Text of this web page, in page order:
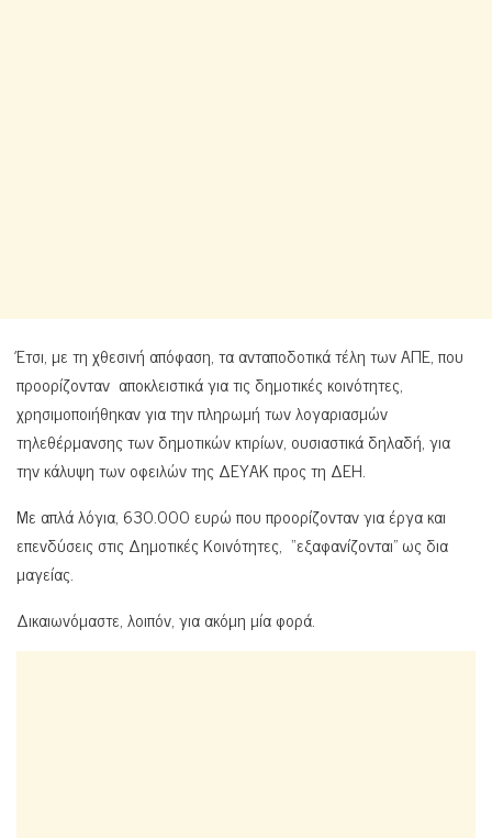
Έτσι, με τη χθεσινή απόφαση, τα ανταποδοτικά τέλη των ΑΠΕ, που
προορίζονταν αποκλειστικά για τις δημοτικές κοινότητες,
χρησιμοποιήθηκαν για την πληρωμή των λογαριασμών
τηλεθέρμανσης των δημοτικών κτιρίων, ουσιαστικά δηλαδή, για
την κάλυψη των οφειλών της ΔΕΥΑΚ προς τη ΔΕΗ.
Με απλά λόγια, 630.000 ευρώ που προορίζονταν για έργα και
επενδύσεις στις Δημοτικές Κοινότητες, “εξαφανίζονται” ως δια
μαγείας.
Δικαιωνόμαστε, λοιπόν, για ακόμη μία φορά.